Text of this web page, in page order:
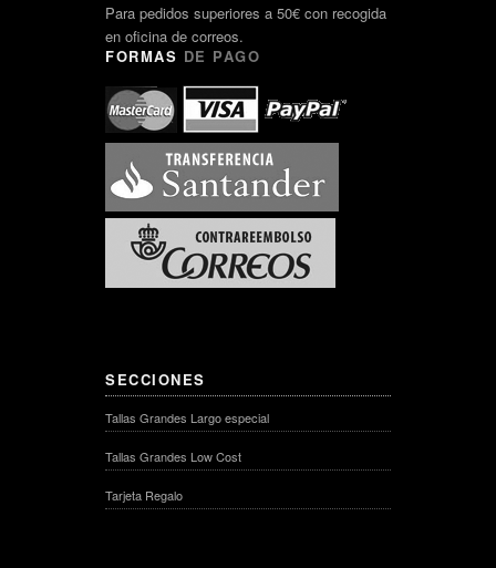
Para pedidos superiores a 50€ con recogida
en oficina de correos.
FORMAS DE PAGO
SECCIONES
Tallas Grandes Largo especial
Tallas Grandes Low Cost
Tarjeta Regalo